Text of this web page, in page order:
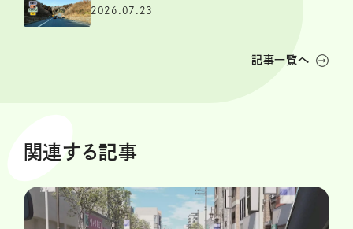
2026.07.23
記事一覧へ
関連する記事